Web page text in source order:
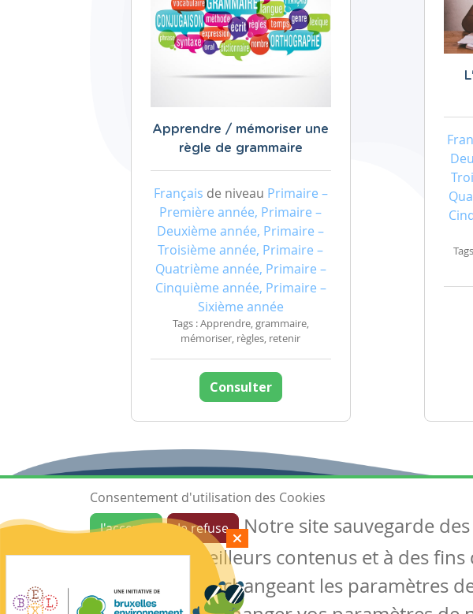
Apprendre / mémoriser une
règle de grammaire
Français de niveau Primaire –
Première année, Primaire –
Deuxième année, Primaire –
Troisième année, Primaire –
Quatrième année, Primaire –
Cinquième année, Primaire –
Sixième année
Tags : Apprendre, grammaire,
mémoriser, règles, retenir
Consulter
Ressources
Les ressources
Créer une ressource
Mes ressources
Articles
Tous les
Articles DYS
Consentement d'utilisation des Cookies
J'accepte
Je refuse
Notre site sauvegarde
garantir de meilleurs contenus et à des fins
des cookies en changeant les